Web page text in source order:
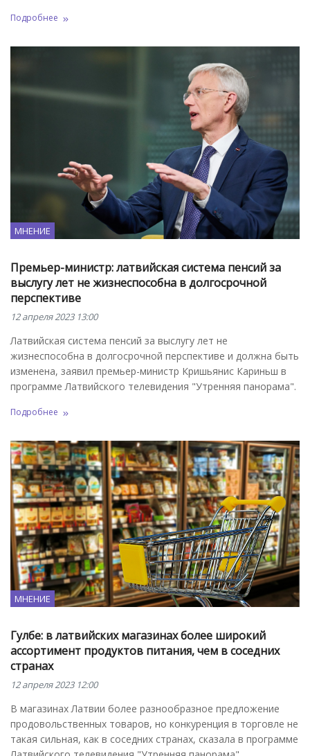
Подробнее
МНЕНИЕ
Премьер-министр: латвийская система пенсий за
выслугу лет не жизнеспособна в долгосрочной
перспективе
12 апреля 2023 13:00
Латвийская система пенсий за выслугу лет не
жизнеспособна в долгосрочной перспективе и должна быть
изменена, заявил премьер-министр Кришьянис Кариньш в
программе Латвийского телевидения "Утренняя панорама".
Подробнее
МНЕНИЕ
Гулбе: в латвийских магазинах более широкий
ассортимент продуктов питания, чем в соседних
странах
12 апреля 2023 12:00
В магазинах Латвии более разнообразное предложение
продовольственных товаров, но конкуренция в торговле не
такая сильная, как в соседних странах, сказала в программе